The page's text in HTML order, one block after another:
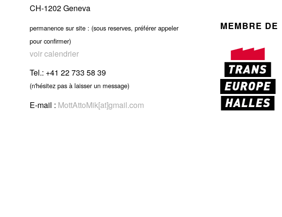
CH-1202 Geneva
permanence sur site : (sous reserves, préférer appeler
pour confirmer)
voir calendrier
Tel.: +41 22 733 58 39
(n'hésitez pas à laisser un message)
E-mail : MottAttoMik[at]gmail.com
MEMBRE DE